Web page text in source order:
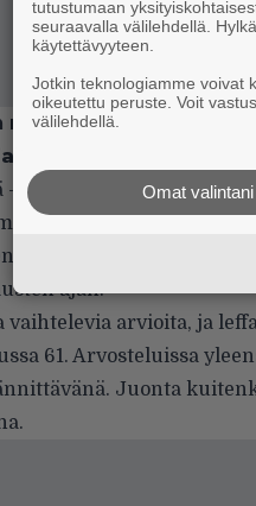
näyttelijät ovat olleet
kovia nimiä mukana
– 193 senttimetriä.
pituuden vuoksi.
sijoittumisensa vuoksi
ajan.
arvioita, ja
61. Arvosteluissa
Juonta
tutustumaan
seuraavalla välilehdellä.
käytettävyyteen.
Jotkin teknologiamme voivat
oikeutettu peruste. Voit
välilehdellä.
Omat valintani